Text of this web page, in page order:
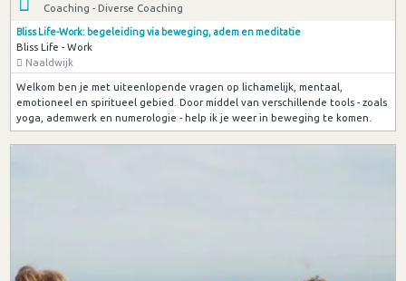
Coaching - Diverse Coaching
Bliss Life-Work: begeleiding via beweging, adem en meditatie
Bliss Life - Work
Naaldwijk
Welkom ben je met uiteenlopende vragen op lichamelijk, mentaal,
emotioneel en spiritueel gebied. Door middel van verschillende tools - zoals
yoga, ademwerk en numerologie - help ik je weer in beweging te komen.